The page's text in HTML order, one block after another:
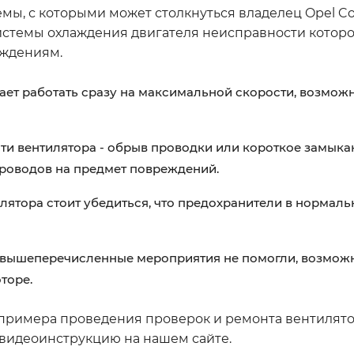
с которыми может столкнуться владелец Opel
охлаждения двигателя неисправности
работать сразу на максимальной скорости,
вентилятора - обрыв проводки или короткое
на предмет повреждений.
стоит убедиться, что предохранители в
мероприятия не помогли,
проведения проверок и ремонта
на нашем сайте.